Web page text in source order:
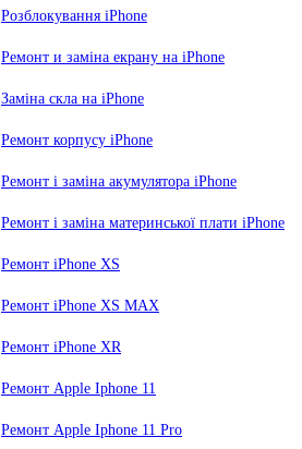
Розблокування iPhone
Ремонт и заміна екрану на iPhone
Заміна скла на iPhone
Ремонт корпусу iPhone
Ремонт і заміна акумулятора iPhone
Ремонт і заміна материнської плати iPhone
Ремонт iPhone XS
Ремонт iPhone XS MAX
Ремонт iPhone XR
Ремонт Apple Iphone 11
Ремонт Apple Iphone 11 Pro